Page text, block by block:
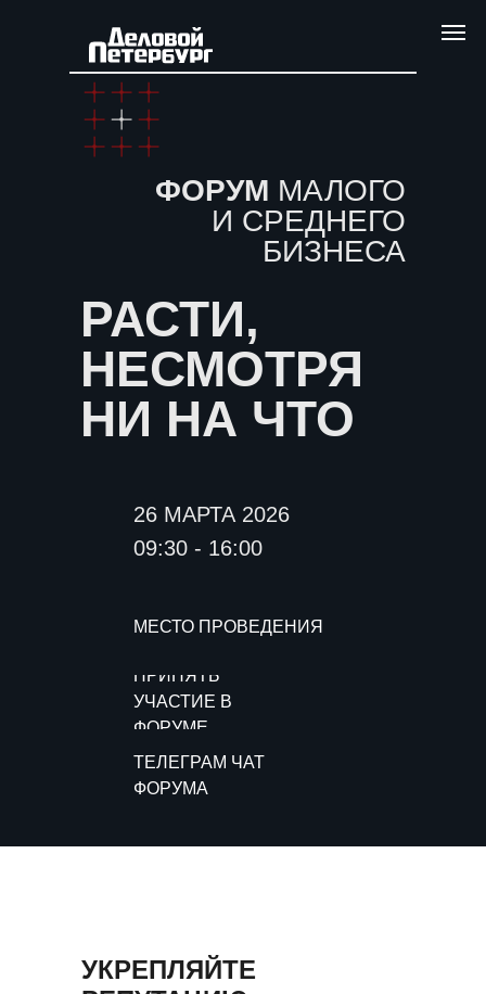
ФОРУМ МАЛОГО
И СРЕДНЕГО
БИЗНЕСА
РАСТИ,
НЕСМОТРЯ
НИ НА ЧТО
26 МАРТА 2026
09:30 - 16:00
ПРИНЯТЬ
УЧАСТИЕ В
ФОРУМЕ
МЕСТО ПРОВЕДЕНИЯ
ТЕЛЕГРАМ ЧАТ
ФОРУМА
УКРЕПЛЯЙТЕ